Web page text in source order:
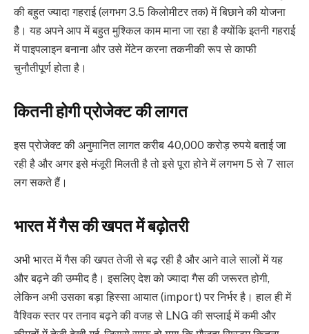
की बहुत ज्यादा गहराई (लगभग 3.5 किलोमीटर तक) में बिछाने की योजना
है। यह अपने आप में बहुत मुश्किल काम माना जा रहा है क्योंकि इतनी गहराई
में पाइपलाइन बनाना और उसे मेंटेन करना तकनीकी रूप से काफी
चुनौतीपूर्ण होता है।
कितनी होगी प्रोजेक्ट की लागत
इस प्रोजेक्ट की अनुमानित लागत करीब 40,000 करोड़ रुपये बताई जा
रही है और अगर इसे मंजूरी मिलती है तो इसे पूरा होने में लगभग 5 से 7 साल
लग सकते हैं।
भारत में गैस की खपत में बढ़ोतरी
अभी भारत में गैस की खपत तेजी से बढ़ रही है और आने वाले सालों में यह
और बढ़ने की उम्मीद है। इसलिए देश को ज्यादा गैस की जरूरत होगी,
लेकिन अभी उसका बड़ा हिस्सा आयात (import) पर निर्भर है। हाल ही में
वैश्विक स्तर पर तनाव बढ़ने की वजह से LNG की सप्लाई में कमी और